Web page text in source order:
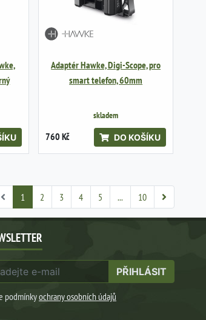
Adaptér Hawke, Digi-Scope, pro
smart telefon, 60mm
skladem
760 Kč DO KOŠÍKU
1 2 3 4 5 ... 10
PŘIHLÁSIT
podmínkyochrany osobních údajů